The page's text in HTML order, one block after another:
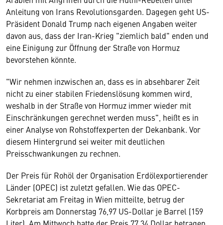
Anleitung von Irans Revolutionsgarden. Dagegen geht US-
Präsident Donald Trump nach eigenen Angaben weiter
davon aus, dass der Iran-Krieg "ziemlich bald" enden und
eine Einigung zur Öffnung der Straße von Hormuz
bevorstehen könnte.
"Wir nehmen inzwischen an, dass es in absehbarer Zeit
nicht zu einer stabilen Friedenslösung kommen wird,
weshalb in der Straße von Hormuz immer wieder mit
Einschränkungen gerechnet werden muss", heißt es in
einer Analyse von Rohstoffexperten der Dekanbank. Vor
diesem Hintergrund sei weiter mit deutlichen
Preisschwankungen zu rechnen.
Der Preis für Rohöl der Organisation Erdölexportierender
Länder (OPEC) ist zuletzt gefallen. Wie das OPEC-
Sekretariat am Freitag in Wien mitteilte, betrug der
Korbpreis am Donnerstag 76,97 US-Dollar je Barrel (159